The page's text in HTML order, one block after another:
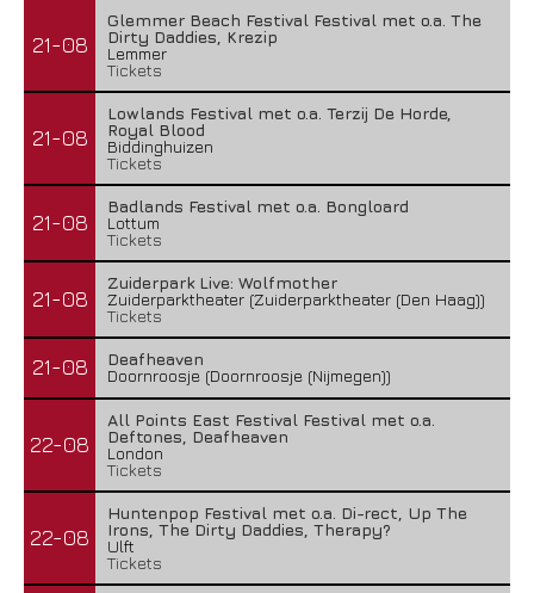
21-08
Glemmer Beach Festival Festival met o.a. The
Dirty Daddies, Krezip
Lemmer
Tickets
21-08
Lowlands Festival met o.a. Terzij De Horde,
Royal Blood
Biddinghuizen
Tickets
21-08
Badlands Festival met o.a. Bongloard
Lottum
Tickets
21-08
Zuiderpark Live: Wolfmother
Zuiderparktheater (Zuiderparktheater (Den Haag))
Tickets
21-08
Deafheaven
Doornroosje (Doornroosje (Nijmegen))
22-08
All Points East Festival Festival met o.a.
Deftones, Deafheaven
London
Tickets
22-08
Huntenpop Festival met o.a. Di-rect, Up The
Irons, The Dirty Daddies, Therapy?
Ulft
Tickets